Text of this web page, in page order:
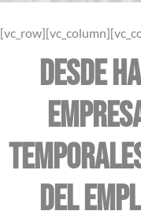
Desde
del